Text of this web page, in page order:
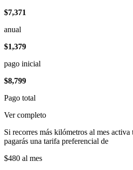
$7,371
anual
$1,379
pago inicial
$8,799
Pago total
Ver completo
Si recorres más kilómetros al mes activa
pagarás una tarifa preferencial de
$480 al mes